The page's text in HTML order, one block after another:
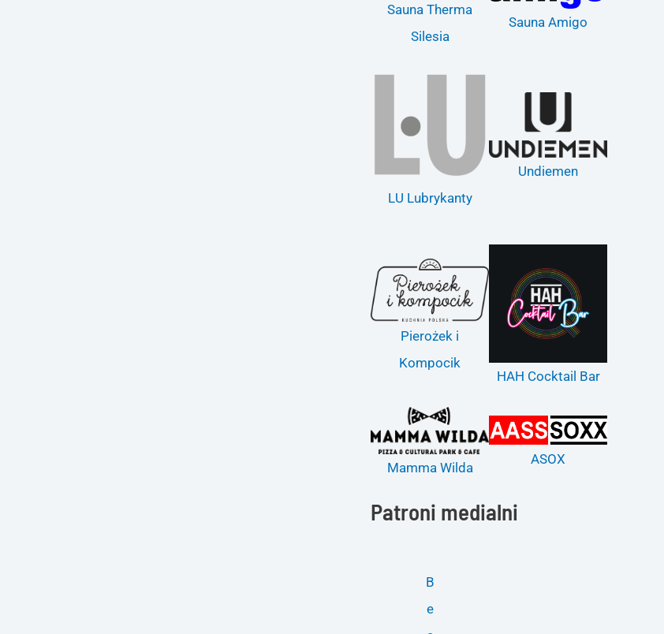
Sauna Therma
Silesia
Sauna Amigo
LU Lubrykanty
Undiemen
Pierożek i
Kompocik
HAH Cocktail Bar
Mamma Wilda
ASOX
Patroni medialni
B
e